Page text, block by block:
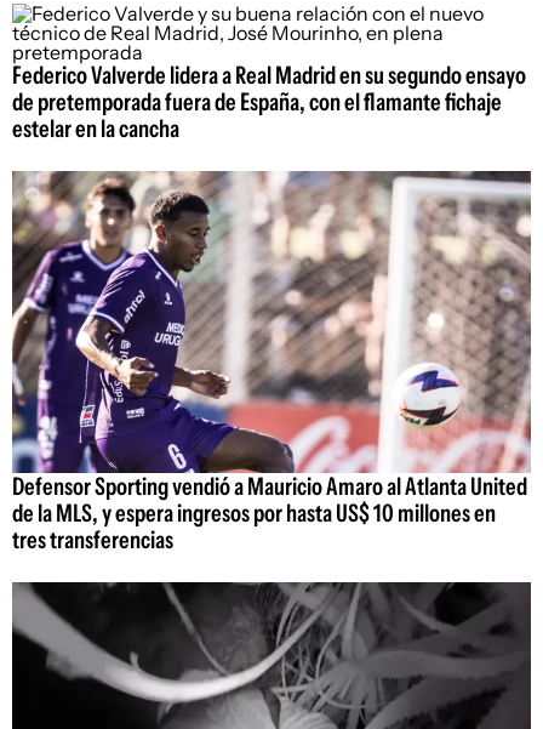
Federico Valverde lidera a Real Madrid en su segundo ensayo
de pretemporada fuera de España, con el flamante fichaje
estelar en la cancha
Defensor Sporting vendió a Mauricio Amaro al Atlanta United
de la MLS, y espera ingresos por hasta US$ 10 millones en
tres transferencias